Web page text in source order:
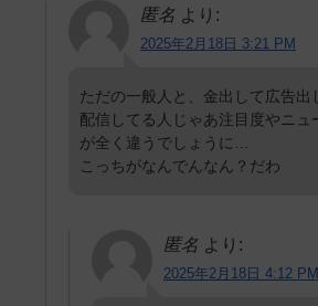
匿名 より:
2025年2月18日 3:21 PM
ただの一般人と、金出して広告出
配信してる人じゃあ注目度やニュ
が全く違うでしょうに…
こっちがなんでんなん？だわ
匿名 より:
2025年2月18日 4:12 PM